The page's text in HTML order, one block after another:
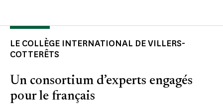
LE COLLÈGE INTERNATIONAL DE VILLERS-
COTTERÊTS
Un consortium d’experts engagés
pour le français